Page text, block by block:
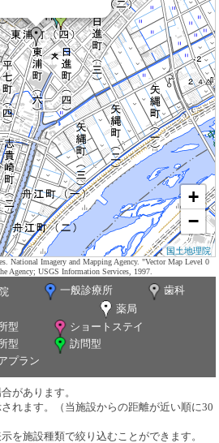
+
−
国土地理院
National Imagery and Mapping Agency. "Vector Map Level 0
Agency; USGS Information Services, 1997.
一般診療所
歯科
薬局
型
ショートステイ
型
訪問型
プラン
があります。
れます。（当施設からの距離が近い順に30
を施設種類で絞り込むことができます。